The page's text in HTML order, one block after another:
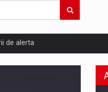
de alerta